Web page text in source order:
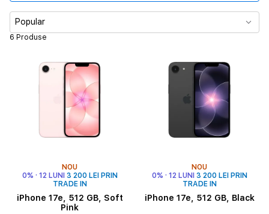
Memorie
Durata de redare video
Tip cartelă SIM
Culoare
6 Produse
Popular
NOU
0% · 12 LUNI 3 200 LEI PRIN
TRADE IN
iPhone 17e, 512 GB, Soft
Pink
NOU
0% · 12 LUNI 3 200 LEI PRIN
TRADE IN
iPhone 17e, 512 GB, Black